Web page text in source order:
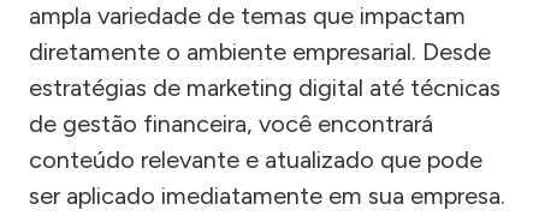
ampla variedade de temas que impactam
diretamente o ambiente empresarial. Desde
estratégias de marketing digital até técnicas
de gestão financeira, você encontrará
conteúdo relevante e atualizado que pode
ser aplicado imediatamente em sua empresa.